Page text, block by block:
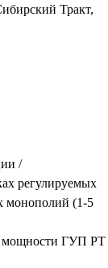
Тракт,
/
регулируемых
монополий (1-5
мощности ГУП РТ